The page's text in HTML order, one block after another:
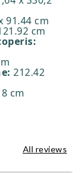
91.44 cm
cm
212.42
cm
All reviews